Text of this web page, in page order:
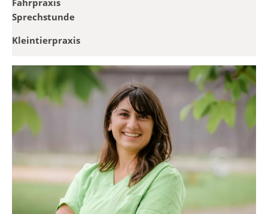
Sprechstunde
Kleintierpraxis